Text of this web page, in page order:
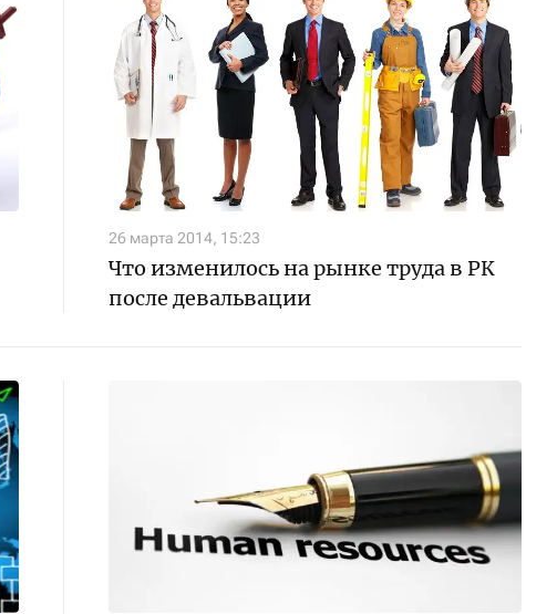
26 марта 2014, 15:23
Что изменилось на рынке труда в РК
после девальвации